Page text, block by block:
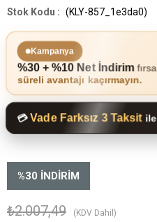
(KLY-857_1e3da0)
Kampanya
%30 + %10 Net İndirim
süreli avantajı kaçırmayın.
💳Vade Farksız 3 Taksitile
%30 İNDIRIM
₺2.007,49 (KDV Dahil)